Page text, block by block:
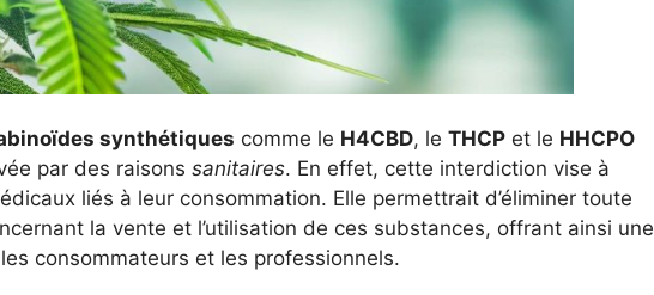
synthétiques comme le H4CBD, le THCP et le HHCPO
par des raisons sanitaires. En effet, cette interdiction vise à
liés à leur consommation. Elle permettrait d’éliminer toute
la vente et l’utilisation de ces substances, offrant ainsi une
consommateurs et les professionnels.